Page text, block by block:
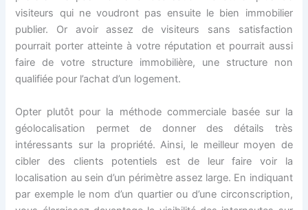
visiteurs qui ne voudront pas ensuite le bien immobilier
publier. Or avoir assez de visiteurs sans satisfaction
pourrait porter atteinte à votre réputation et pourrait aussi
faire de votre structure immobilière, une structure non
qualifiée pour l’achat d’un logement.
Opter plutôt pour la méthode commerciale basée sur la
géolocalisation permet de donner des détails très
intéressants sur la propriété. Ainsi, le meilleur moyen de
cibler des clients potentiels est de leur faire voir la
localisation au sein d’un périmètre assez large. En indiquant
par exemple le nom d’un quartier ou d’une circonscription,